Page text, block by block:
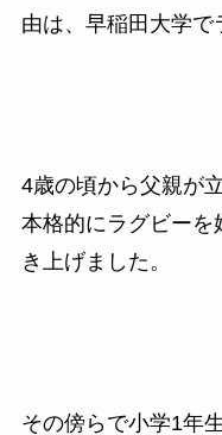
由は、早稲田大学で
4歳の頃から父親が
本格的にラグビーを
き上げました。
その傍らで小学1年